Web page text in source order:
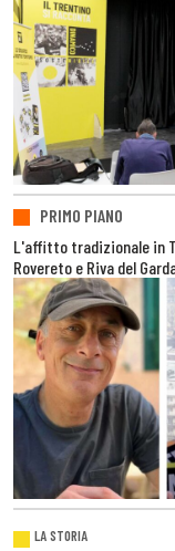
PRIMO PIANO
L'affitto tradizionale in
Rovereto e Riva del
LA STORIA